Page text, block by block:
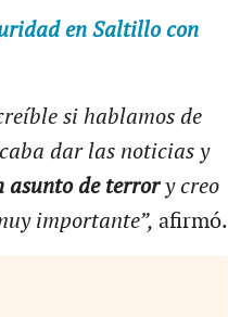
en Saltillo con
si hablamos de
dar las noticias y
asunto de terrory creo
importante”, afirmó.